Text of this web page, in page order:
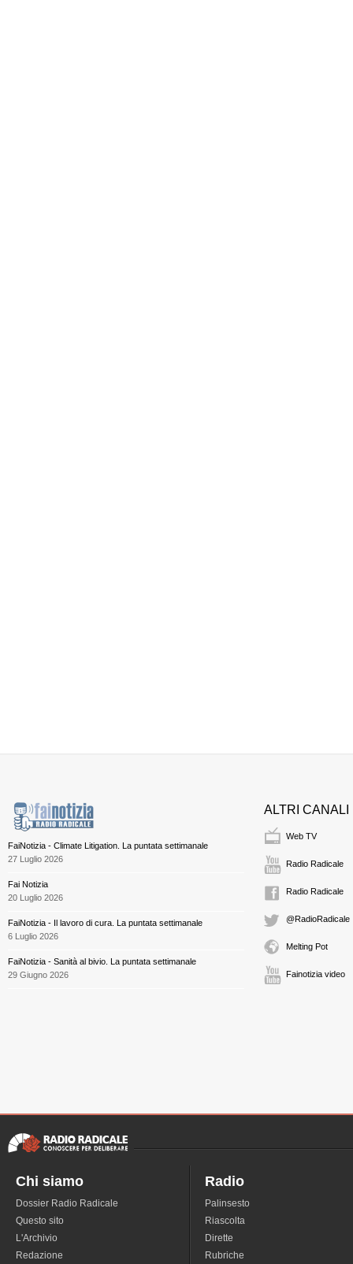
FaiNotizia - Climate Litigation. La puntata settimanale
27 Luglio 2026
Fai Notizia
20 Luglio 2026
FaiNotizia - Il lavoro di cura. La puntata settimanale
6 Luglio 2026
FaiNotizia - Sanità al bivio. La puntata settimanale
29 Giugno 2026
ALTRI CANALI
Web TV
Radio Radicale
Radio Radicale
@RadioRadicale
Melting Pot
Fainotizia video
Chi siamo
Dossier Radio Radicale
Questo sito
L'Archivio
Redazione
Radio
Palinsesto
Riascolta
Dirette
Rubriche